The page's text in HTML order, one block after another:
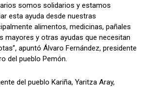
somos solidarios y estamos
esta ayuda desde nuestras
alimentos, medicinas, pañales
mayores y otras ayudas que necesitan
apuntó Álvaro Fernández, presidente
del pueblo Pemón.
del pueblo Kariña, Yaritza Aray,